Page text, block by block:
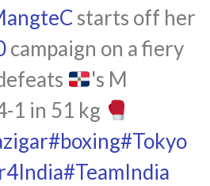
starts off her
campaign on a fiery
's M
1 in 51 kg
#boxing#Tokyo
#TeamIndia